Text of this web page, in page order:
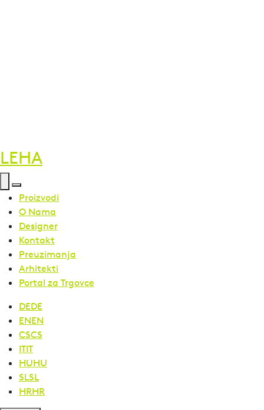
LEHA
Proizvodi
O Nama
Designer
Kontakt
Preuzimanja
Arhitekti
Portal za Trgovce
DEDE
ENEN
CSCS
ITIT
HUHU
SLSL
HRHR